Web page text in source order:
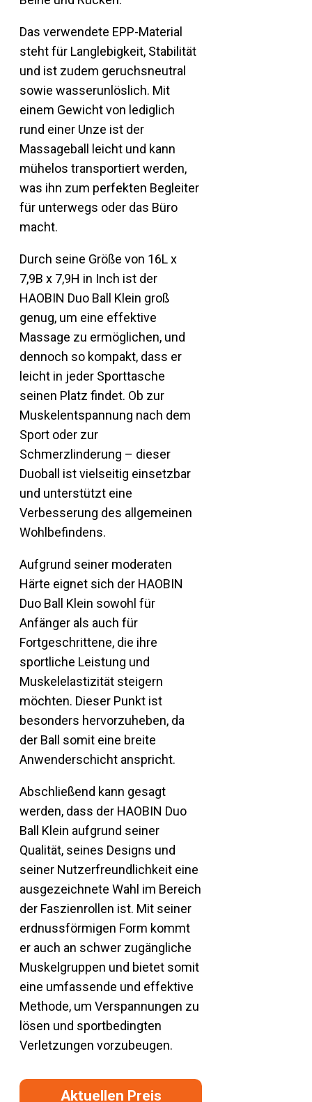
Das verwendete EPP-Material
steht für Langlebigkeit, Stabilität
und ist zudem geruchsneutral
sowie wasserunlöslich. Mit
einem Gewicht von lediglich
rund einer Unze ist der
Massageball leicht und kann
mühelos transportiert werden,
was ihn zum perfekten Begleiter
für unterwegs oder das Büro
macht.
Durch seine Größe von 16L x
7,9B x 7,9H in Inch ist der
HAOBIN Duo Ball Klein groß
genug, um eine effektive
Massage zu ermöglichen, und
dennoch so kompakt, dass er
leicht in jeder Sporttasche
seinen Platz findet. Ob zur
Muskelentspannung nach dem
Sport oder zur
Schmerzlinderung – dieser
Duoball ist vielseitig einsetzbar
und unterstützt eine
Verbesserung des allgemeinen
Wohlbefindens.
Aufgrund seiner moderaten
Härte eignet sich der HAOBIN
Duo Ball Klein sowohl für
Anfänger als auch für
Fortgeschrittene, die ihre
sportliche Leistung und
Muskelelastizität steigern
möchten. Dieser Punkt ist
besonders hervorzuheben, da
der Ball somit eine breite
Anwenderschicht anspricht.
Abschließend kann gesagt
werden, dass der HAOBIN Duo
Ball Klein aufgrund seiner
Qualität, seines Designs und
seiner Nutzerfreundlichkeit eine
ausgezeichnete Wahl im Bereich
der Faszienrollen ist. Mit seiner
erdnussförmigen Form kommt
er auch an schwer zugängliche
Muskelgruppen und bietet somit
eine umfassende und effektive
Methode, um Verspannungen zu
lösen und sportbedingten
Verletzungen vorzubeugen.
Aktuellen Preis